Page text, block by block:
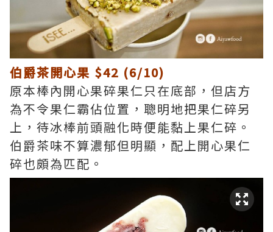
伯爵茶開心果 $42 (6/10)
原本棒內開心果碎果仁只在底部，但店方
為不令果仁霸佔位置，聰明地把果仁碎另
上，待冰棒前頭融化時便能黏上果仁碎。
伯爵茶味不算濃郁但明顯，配上開心果仁
碎也頗為匹配。